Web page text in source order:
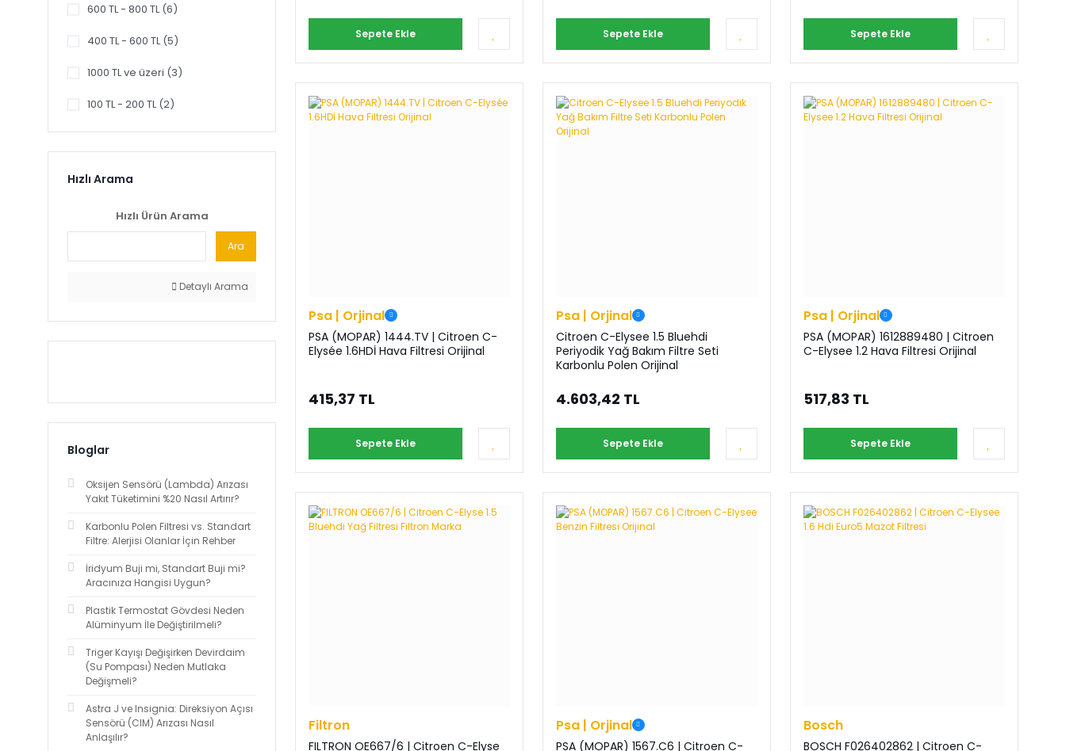
600 TL - 800 TL (6)
400 TL - 600 TL (5)
1000 TL ve üzeri (3)
100 TL - 200 TL (2)
Hızlı Arama
Hızlı Ürün Arama
Ara
Detaylı Arama
Bloglar
Oksijen Sensörü (Lambda) Arızası
Yakıt Tüketimini %20 Nasıl Artırır?
Karbonlu Polen Filtresi vs. Standart
Filtre: Alerjisi Olanlar İçin Rehber
İridyum Buji mi, Standart Buji mi?
Aracınıza Hangisi Uygun?
Plastik Termostat Gövdesi Neden
Alüminyum İle Değiştirilmeli?
Triger Kayışı Değişirken Devirdaim
(Su Pompası) Neden Mutlaka
Değişmeli?
Astra J ve Insignia: Direksiyon Açısı
Sensörü (CIM) Arızası Nasıl
Anlaşılır?
Sepete Ekle Sepete Ekle Sepete Ekle
Psa | Orjinal
PSA (MOPAR) 1444.TV | Citroen C-
Elysée 1.6HDİ Hava Filtresi Orijinal
415,37 TL
Sepete Ekle
Psa | Orjinal
Citroen C-Elysee 1.5 Bluehdi
Periyodik Yağ Bakım Filtre Seti
Karbonlu Polen Orijinal
4.603,42 TL
Sepete Ekle
Psa | Orjinal
PSA (MOPAR) 1612889480 | Citroen
C-Elysee 1.2 Hava Filtresi Orijinal
517,83 TL
Sepete Ekle
Filtron
FILTRON OE667/6 | Citroen C-Elyse
Psa | Orjinal
PSA (MOPAR) 1567.C6 | Citroen C-
Bosch
BOSCH F026402862 | Citroen C-